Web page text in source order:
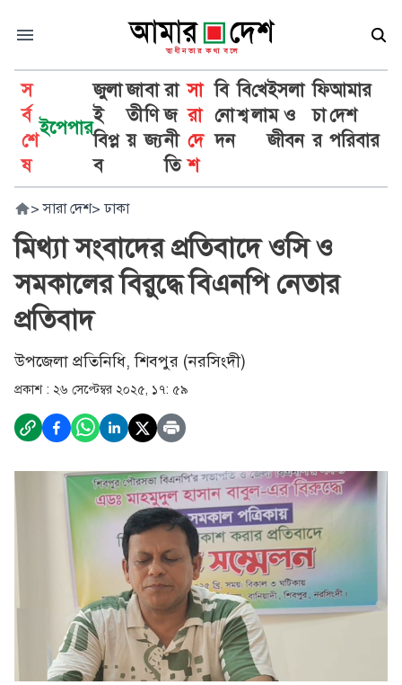
স
র্ব
শে
ষ
ইপেপার
জুলা
ই
বিপ্ল
ব
জা
তী
য়
বা
ণি
জ্য
রা
জ
নী
তি
সা
রা
দে
শ
বি
নো
দন
বি
শ্ব
খে
লা
ইসলা
ম ও
জীবন
ফি
চা
র
আমার
দেশ
পরিবার
> সারা দেশ> ঢাকা
মিথ্যা সংবাদের প্রতিবাদে ওসি ও
সমকালের বিরুদ্ধে বিএনপি নেতার
প্রতিবাদ
উপজেলা প্রতিনিধি, শিবপুর (নরসিংদী)
প্রকাশ : ২৬ সেপ্টেম্বর ২০২৫, ১৭: ৫৯